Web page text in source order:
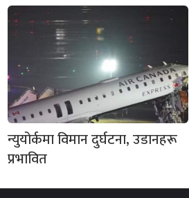
न्युयोर्कमा विमान दुर्घटना, उडानहरू
प्रभावित